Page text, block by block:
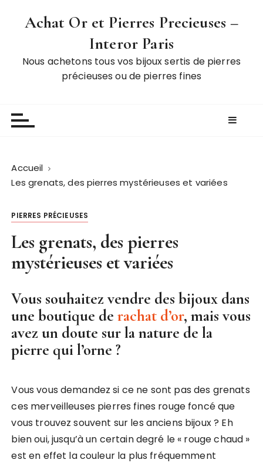
Achat Or et Pierres Precieuses –
Interor Paris
Nous achetons tous vos bijoux sertis de pierres
précieuses ou de pierres fines
Accueil
Les grenats, des pierres mystérieuses et variées
PIERRES PRÉCIEUSES
Les grenats, des pierres
mystérieuses et variées
Vous souhaitez vendre des bijoux dans
une boutique derachat d’or, mais vous
avez un doute sur la nature de la
pierre qui l’orne ?
Vous vous demandez si ce ne sont pas des grenats
ces merveilleuses pierres fines rouge foncé que
vous trouvez souvent sur les anciens bijoux ? Eh
bien oui, jusqu’à un certain degré le « rouge chaud »
est en effet la couleur la plus fréquemment